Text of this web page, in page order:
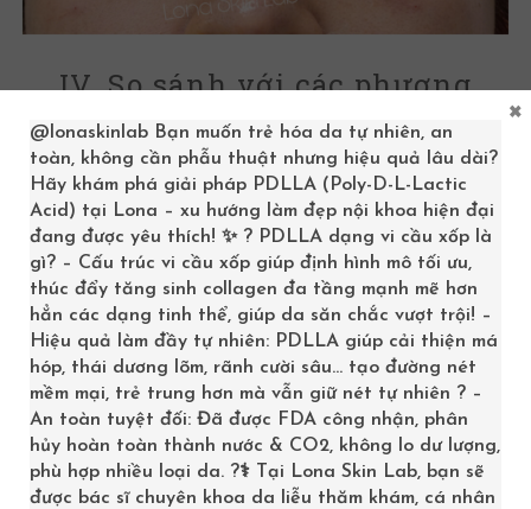
IV. So sánh với các phương
pháp cải thiện tình trạng da
khác
Để có cái nhìn tổng quan, dưới đây là bảng so sánh
giữa tiêm căng bóng da và một số phương pháp cải
thiện da khác:
| Tiêu chí               | Tiêm căng bóng
|------------------------
| Tác dụng chính        | Cung cấp độ
| Thời gian hiệu quả    | Nhanh: hiệu
| Độ an toàn            | Cao, không xâm
@lonaskinlab Bạn muốn trẻ hóa da tự nhiên, an
toàn, không cần phẫu thuật nhưng hiệu quả lâu dài?
Hãy khám phá giải pháp PDLLA (Poly-D-L-Lactic
Acid) tại Lona – xu hướng làm đẹp nội khoa hiện đại
đang được yêu thích! ✨ ? PDLLA dạng vi cầu xốp là
gì? – Cấu trúc vi cầu xốp giúp định hình mô tối ưu,
thúc đẩy tăng sinh collagen đa tầng mạnh mẽ hơn
hẳn các dạng tinh thể, giúp da săn chắc vượt trội! –
Hiệu quả làm đầy tự nhiên: PDLLA giúp cải thiện má
hóp, thái dương lõm, rãnh cười sâu… tạo đường nét
mềm mại, trẻ trung hơn mà vẫn giữ nét tự nhiên ? –
An toàn tuyệt đối: Đã được FDA công nhận, phân
hủy hoàn toàn thành nước & CO2, không lo dư lượng,
phù hợp nhiều loại da. ?‍⚕️ Tại Lona Skin Lab, bạn sẽ
được bác sĩ chuyên khoa da liễu thăm khám, cá nhân
×